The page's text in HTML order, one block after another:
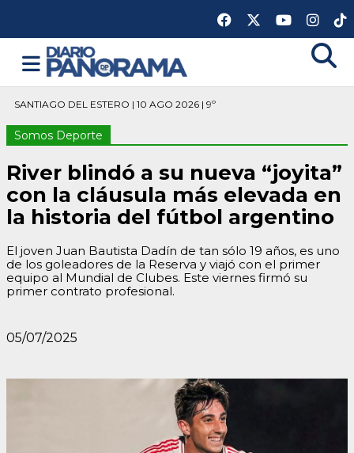
SANTIAGO DEL ESTERO | 10 AGO 2026 | 9º
Somos Deporte
River blindó a su nueva “joyita”
con la cláusula más elevada en
la historia del fútbol argentino
El joven Juan Bautista Dadín de tan sólo 19 años, es uno
de los goleadores de la Reserva y viajó con el primer
equipo al Mundial de Clubes. Este viernes firmó su
primer contrato profesional.
05/07/2025